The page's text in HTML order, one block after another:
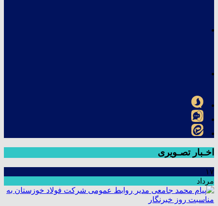
اخـبار تصـویری
۱۷
مرداد